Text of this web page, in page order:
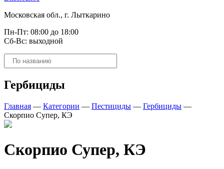
Московская обл., г. Лыткарино
Пн-Пт: 08:00 до 18:00
Сб-Вс: выходной
Поиск
товаров
Гербициды
Главная — Категории — Пестициды — Гербициды —
Скорпио Супер, КЭ
Скорпио Супер, КЭ